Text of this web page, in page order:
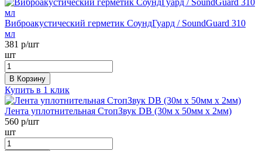
Виброакустический герметик СоундГуард / SoundGuard 310
мл
381 р/шт
шт
В Корзину
Купить в 1 клик
Лента уплотнительная СтопЗвук DB (30м х 50мм х 2мм)
560 р/шт
шт